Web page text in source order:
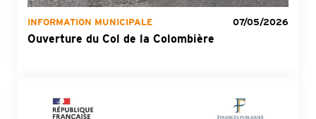
INFORMATION MUNICIPALE 07/05/2026
Ouverture du Col de la Colombière